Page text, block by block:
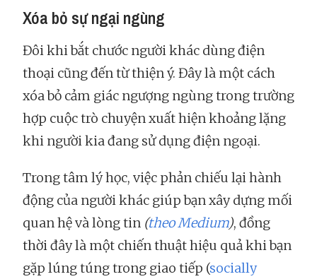
Xóa bỏ sự ngại ngùng
Đôi khi bắt chước người khác dùng điện
thoại cũng đến từ thiện ý. Đây là một cách
xóa bỏ cảm giác ngượng ngùng trong trường
hợp cuộc trò chuyện xuất hiện khoảng lặng
khi người kia đang sử dụng điện ngoại.
Trong tâm lý học, việc phản chiếu lại hành
động của người khác giúp bạn xây dựng mối
quan hệ và lòng tin (theo Medium), đồng
thời đây là một chiến thuật hiệu quả khi bạn
gặp lúng túng trong giao tiếp (socially